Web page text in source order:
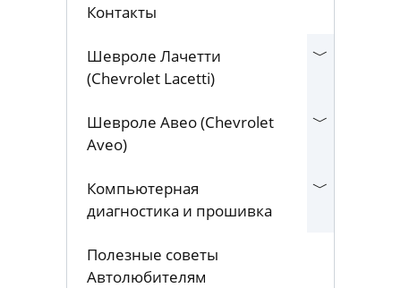
Контакты
Шевроле Лачетти
(Chevrolet Lacetti)
Шевроле Авео (Chevrolet
Aveo)
Компьютерная
диагностика и прошивка
Полезные советы
Автолюбителям